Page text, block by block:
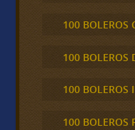
100 BOLEROS
100 BOLEROS
100 BOLEROS
100 BOLEROS